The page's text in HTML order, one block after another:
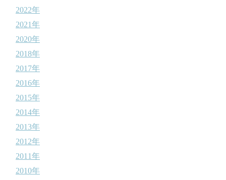
2022年
2021年
2020年
2018年
2017年
2016年
2015年
2014年
2013年
2012年
2011年
2010年